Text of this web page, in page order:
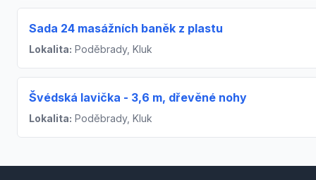
Sada 24 masážních baněk z plastu
Lokalita: Poděbrady, Kluk
Švédská lavička - 3,6 m, dřevěné nohy
Lokalita: Poděbrady, Kluk